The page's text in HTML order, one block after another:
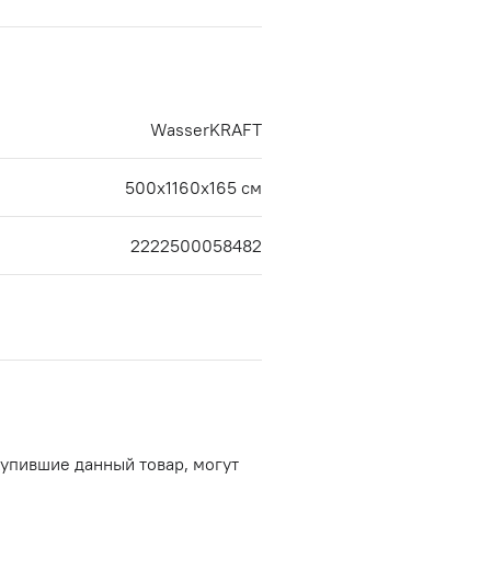
WasserKRAFT
500х1160х165 см
2222500058482
данный товар, могут